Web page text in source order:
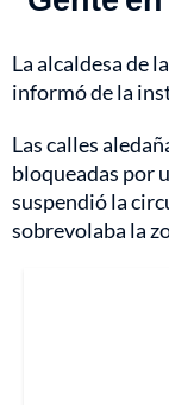
La alcaldesa de
informó de la
Las calles
bloqueadas por
suspendió la
sobrevolaba la